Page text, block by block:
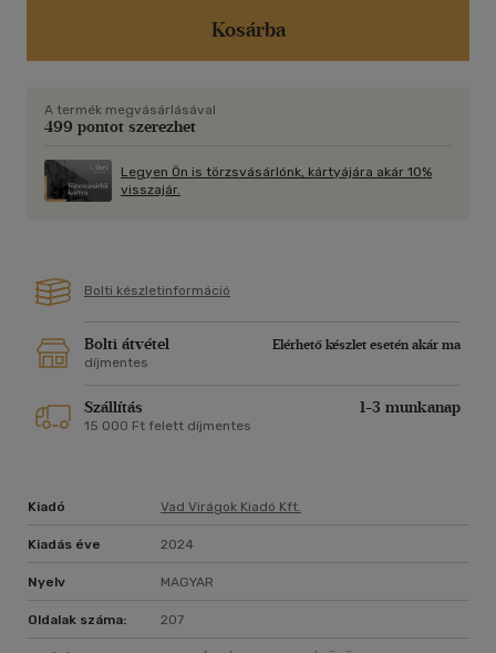
Kosárba
A termék megvásárlásával
499 pontot szerezhet
Legyen Ön is törzsvásárlónk, kártyájára akár 10%
visszajár.
Bolti készletinformáció
Bolti átvétel
Elérhető készlet esetén akár ma
díjmentes
Szállítás 1-3 munkanap
15 000 Ft felett díjmentes
Kiadó Vad Virágok Kiadó Kft.
Kiadás éve 2024
Nyelv MAGYAR
Oldalak száma: 207